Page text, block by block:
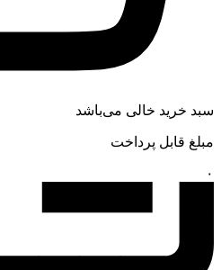
سبد خرید خالی می‌باشد
مبلغ قابل پرداخت
۰